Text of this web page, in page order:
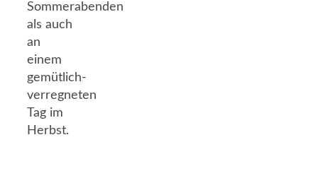
Sommerabenden
als auch
an
einem
gemütlich-
verregneten
Tag im
Herbst.